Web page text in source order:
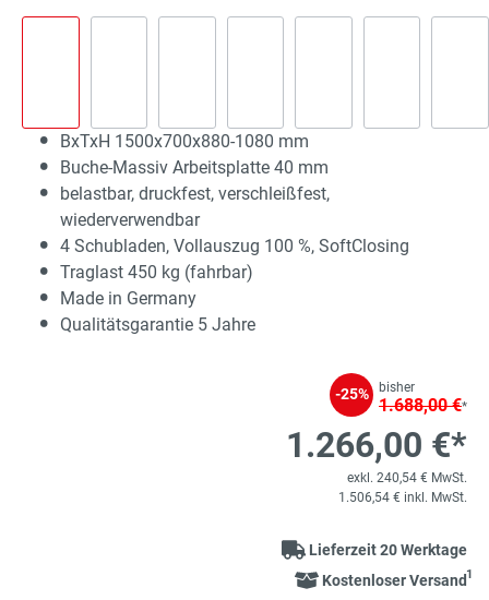
BxTxH 1500x700x880-1080 mm
Buche-Massiv Arbeitsplatte 40 mm
belastbar, druckfest, verschleißfest,
wiederverwendbar
4 Schubladen, Vollauszug 100 %, SoftClosing
Traglast 450 kg (fahrbar)
Made in Germany
Qualitätsgarantie 5 Jahre
-25% bisher
1.688,00 €*
1.266,00 €*
exkl. 240,54 € MwSt.
1.506,54 € inkl. MwSt.
Lieferzeit 20 Werktage
Kostenloser Versand1